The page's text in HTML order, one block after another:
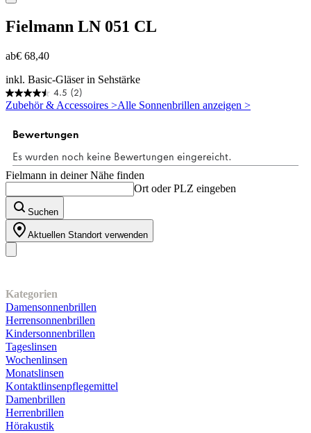
Fielmann LN 051 CL
ab€ 68,40
inkl. Basic-Gläser in Sehstärke
4.5 (2)
4.5
von
Sternen.
Bewertungen
Zubehör & Accessoires >Alle Sonnenbrillen anzeigen >
Fielmann in deiner Nähe finden
Ort oder PLZ eingeben
Suchen
Aktuellen Standort verwenden
Kategorien
Damensonnenbrillen
Herrensonnenbrillen
Kindersonnenbrillen
Tageslinsen
Wochenlinsen
Monatslinsen
Kontaktlinsenpflegemittel
Damenbrillen
Herrenbrillen
Hörakustik